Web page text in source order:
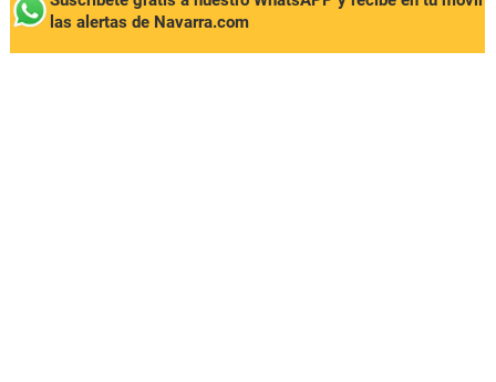
las alertas de Navarra.com